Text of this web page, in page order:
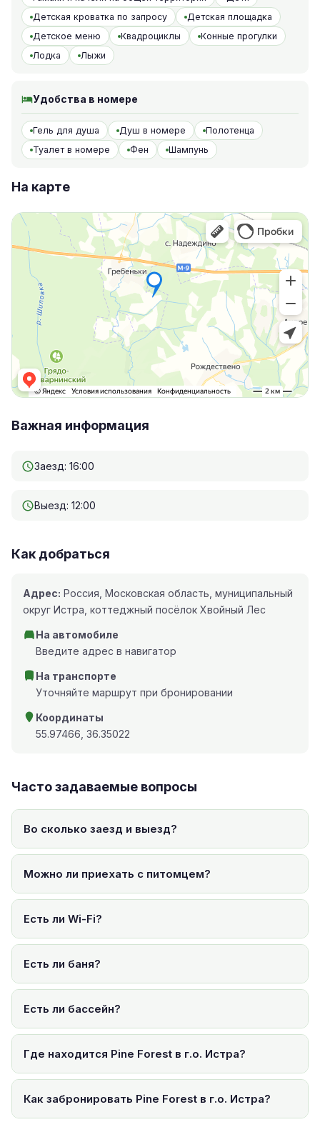
Детская кроватка по запросу
Детская площадка
Детское меню
Квадроциклы
Конные прогулки
Лодка
Лыжи
Удобства в номере
Гель для душа Душ в номере
Полотенца
Туалет в номере
Фен Шампунь
На карте
Важная информация
Заезд: 16:00
Выезд: 12:00
Как добраться
Адрес: Россия, Московская область, муниципальный
округ Истра, коттеджный посёлок Хвойный Лес
На автомобиле
Введите адрес в навигатор
На транспорте
Уточняйте маршрут при бронировании
Координаты
55.97466, 36.35022
Часто задаваемые вопросы
Во сколько заезд и выезд?
Можно ли приехать с питомцем?
Есть ли Wi-Fi?
Есть ли баня?
Есть ли бассейн?
Где находится Pine Forest в г.о. Истра?
Как забронировать Pine Forest в г.о. Истра?